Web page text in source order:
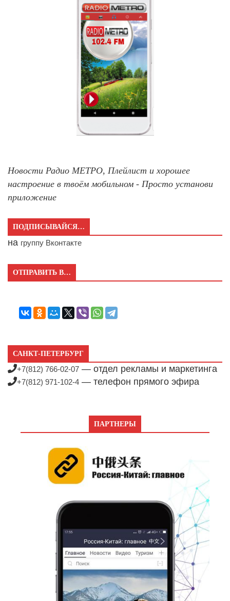
Новости Радио МЕТРО, Плейлист и хорошее
настроение в твоём мобильном - Просто установи
приложение
ПОДПИСЫВАЙСЯ…
на группу Вконтакте
ОТПРАВИТЬ В…
САНКТ-ПЕТЕРБУРГ
+7(812) 766-02-07 — отдел рекламы и маркетинга
+7(812) 971-102-4 — телефон прямого эфира
ПАРТНЕРЫ